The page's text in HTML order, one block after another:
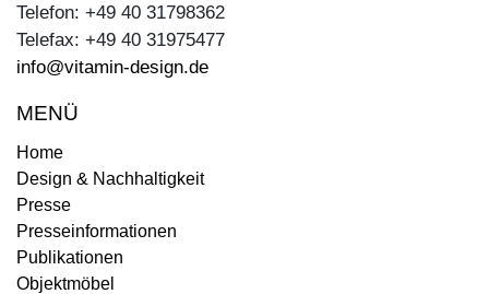
Telefon: +49 40 31798362
Telefax: +49 40 31975477
info@vitamin-design.de
MENÜ
Home
Design & Nachhaltigkeit
Presse
Presseinformationen
Publikationen
Objektmöbel